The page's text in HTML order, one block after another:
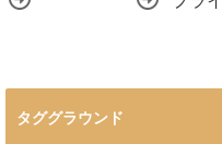
タググラウンド